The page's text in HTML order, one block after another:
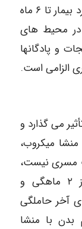
از روشن شدن وضعیت، جداسازی شوند فرد بیمار تا ۶ ماه
در محیط های
و پادگانها
الزامی است.
می گذارد و
میکروب،
مسری نیست،
پیشگیری آن از طریق واکسیناسیون از ۲ ماهگی و
آخر حاملگی
بدن با منشا